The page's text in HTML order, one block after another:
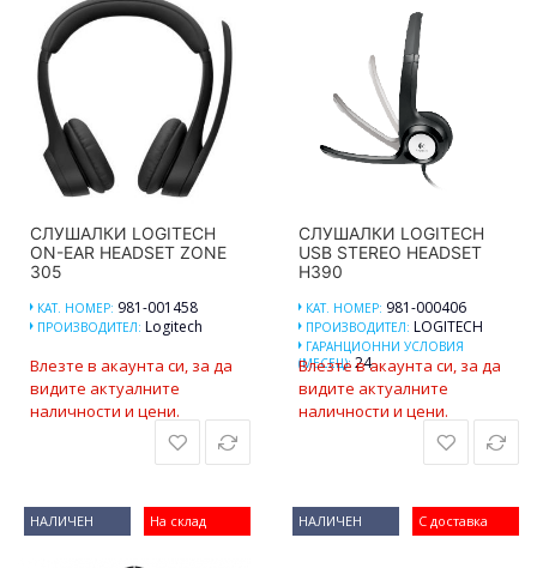
СЛУШАЛКИ LOGITECH
ON-EAR HEADSET ZONE
305
КАТ. НОМЕР: 981-001458
ПРОИЗВОДИТЕЛ: Logitech
Влезте в акаунта си, за да
видите актуалните
наличности и цени.
СЛУШАЛКИ LOGITECH
USB STEREO HEADSET
H390
КАТ. НОМЕР: 981-000406
ПРОИЗВОДИТЕЛ: LOGITECH
ГАРАНЦИОННИ УСЛОВИЯ
(МЕСЕЦ): 24
Влезте в акаунта си, за да
видите актуалните
наличности и цени.
На склад
НАЛИЧЕН С доставка
НАЛИЧЕН